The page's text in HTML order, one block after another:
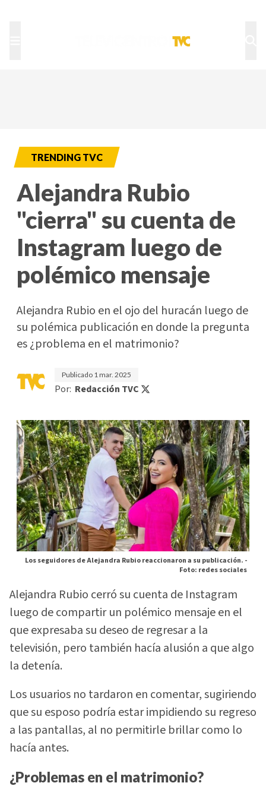
TRENDING TVC
Alejandra Rubio
"cierra" su cuenta de
Instagram luego de
polémico mensaje
Alejandra Rubio en el ojo del huracán luego de
su polémica publicación en donde la pregunta
es ¿problema en el matrimonio?
Publicado 1 mar. 2025
Por: Redacción TVC
Los seguidores de Alejandra Rubio reaccionaron a su publicación. -
Foto: redes sociales
Alejandra Rubio cerró su cuenta de Instagram
luego de compartir un polémico mensaje en el
que expresaba su deseo de regresar a la
televisión, pero también hacía alusión a que algo
la detenía.
Los usuarios no tardaron en comentar, sugiriendo
que su esposo podría estar impidiendo su regreso
a las pantallas, al no permitirle brillar como lo
hacía antes.
¿Problemas en el matrimonio?